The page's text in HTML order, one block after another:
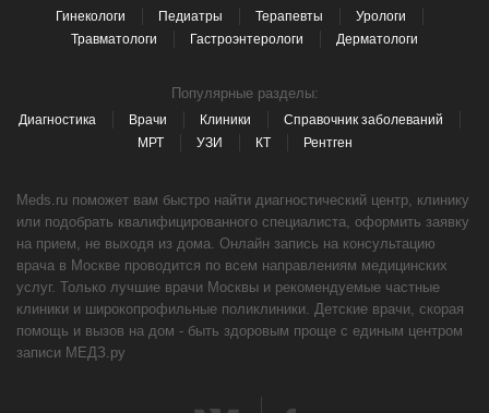
Гинекологи Педиатры Терапевты
Урологи
Травматологи
Гастроэнтерологи Дерматологи
Популярные разделы:
Диагностика Врачи Клиники
Справочник заболеваний
МРТ
УЗИ КТ Рентген
Meds.ru поможет вам быстро найти диагностический центр, клинику
или подобрать квалифицированного специалиста, оформить заявку
на прием, не выходя из дома. Онлайн запись на консультацию
врача в Москве проводится по всем направлениям медицинских
услуг. Только лучшие врачи Москвы и рекомендуемые частные
клиники и широкопрофильные поликлиники. Детские врачи, скорая
помощь и вызов на дом - быть здоровым проще с единым центром
записи МЕДЗ.ру